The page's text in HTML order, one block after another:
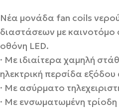
Νέα μονάδα fan coils
διαστάσεων με
οθόνη LED.
· Με ιδιαίτερα χαμηλή
ηλεκτρική περσίδα
· Με ασύρματο
· Με ενσωματωμένη